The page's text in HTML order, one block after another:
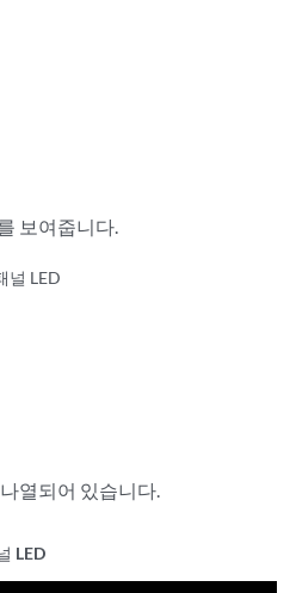
보여줍니다.
널 LED
열되어 있습니다.
LED